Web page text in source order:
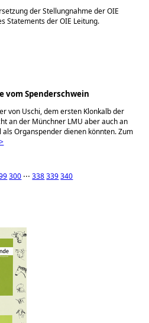
der Stellungnahme der OIE
Statements der OIE Leitung.
vom Spenderschwein
von Uschi, dem ersten Klonkalb der
an der Münchner LMU aber auch an
Organspender dienen könnten. Zum
300 ⋅⋅⋅338339340